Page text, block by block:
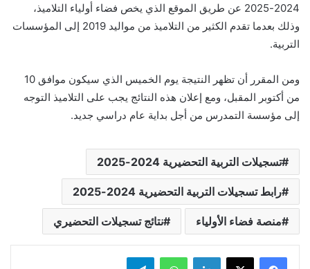
2024-2025 عن طريق الموقع الذي يخص فضاء أولياء التلاميذ،
وذلك بعدما تقدم الكثير من التلاميذ من مواليد 2019 إلى المؤسسات
التربية.
ومن المقرر أن تظهر النتيجة يوم الخميس الذي سيكون موافق 10
من أكتوبر المقبل، ومع إعلان هذه النتائج يجب على التلاميذ التوجه
إلى مؤسسة التمدرس من أجل بداية عام دراسي جديد.
تسجيلات التربية التحضيرية 2024-2025
رابط تسجيلات التربية التحضيرية 2024-2025
منصة فضاء الأولياء نتائج تسجيلات التحضيري
لينكدإن واتساب